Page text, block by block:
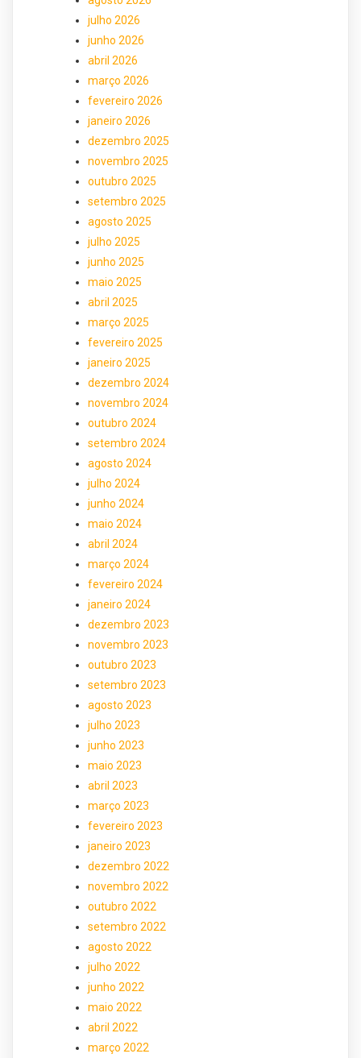
julho 2026
junho 2026
abril 2026
março 2026
fevereiro 2026
janeiro 2026
dezembro 2025
novembro 2025
outubro 2025
setembro 2025
agosto 2025
julho 2025
junho 2025
maio 2025
abril 2025
março 2025
fevereiro 2025
janeiro 2025
dezembro 2024
novembro 2024
outubro 2024
setembro 2024
agosto 2024
julho 2024
junho 2024
maio 2024
abril 2024
março 2024
fevereiro 2024
janeiro 2024
dezembro 2023
novembro 2023
outubro 2023
setembro 2023
agosto 2023
julho 2023
junho 2023
maio 2023
abril 2023
março 2023
fevereiro 2023
janeiro 2023
dezembro 2022
novembro 2022
outubro 2022
setembro 2022
agosto 2022
julho 2022
junho 2022
maio 2022
abril 2022
março 2022